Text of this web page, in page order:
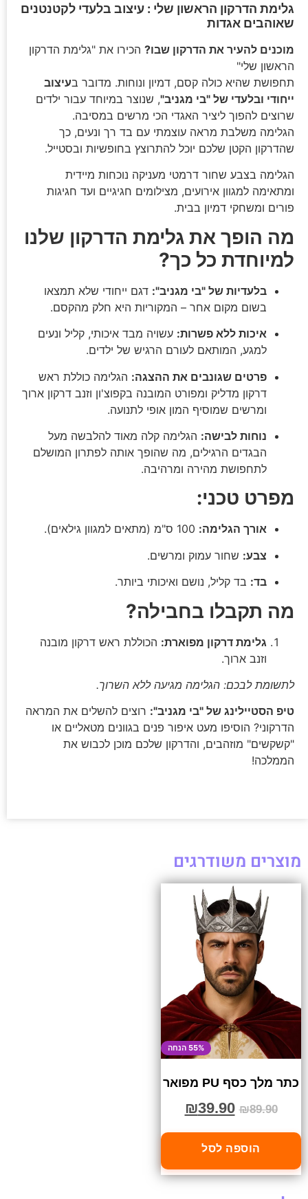
גלימת הדרקון הראשון שלי : עיצוב בלעדי לקטנטנים
שאוהבים אגדות
מוכנים להעיר את הדרקון שבו? הכירו את "גלימת הדרקון
הראשון שלי"
תחפושת שהיא כולה קסם, דמיון ונוחות. מדובר בעיצוב
ייחודי ובלעדי של "בי מגניב", שנוצר במיוחד עבור ילדים
שרוצים להפוך ליציר האגדי הכי מרשים במסיבה.
הגלימה משלבת מראה עוצמתי עם בד רך ונעים, כך
שהדרקון הקטן שלכם יוכל להתרוצץ בחופשיות ובסטייל.
הגלימה בצבע שחור דרמטי מעניקה נוכחות מיידית
ומתאימה למגוון אירועים, מצילומים חגיגיים ועד חגיגות
פורים ומשחקי דמיון בבית.
מה הופך את גלימת הדרקון שלנו
למיוחדת כל כך?
בלעדיות של "בי מגניב": דגם ייחודי שלא תמצאו
בשום מקום אחר – המקוריות היא חלק מהקסם.
איכות ללא פשרות: עשויה מבד איכותי, קליל ונעים
למגע, המותאם לעורם הרגיש של ילדים.
פרטים שגונבים את ההצגה: הגלימה כוללת ראש
דרקון מדליק ומפורט המובנה בקפוצ'ון וזנב דרקון ארוך
ומרשים שמוסיף המון אופי לתנועה.
נוחות לבישה: הגלימה קלה מאוד להלבשה מעל
הבגדים הרגילים, מה שהופך אותה לפתרון המושלם
לתחפושת מהירה ומרהיבה.
מפרט טכני:
אורך הגלימה:
צבע: שחור עמוק ומרשים.
בד: בד קליל, נושם ואיכותי ביותר.
מה תקבלו בחבילה?
גלימת דרקון מפוארת: הכוללת ראש דרקון מובנה
וזנב ארוך.
לתשומת לבכם: הגלימה מגיעה ללא השרוך.
טיפ הסטיילינג של "בי מגניב": רוצים להשלים את המראה
הדרקוני? הוסיפו מעט איפור פנים בגוונים מטאליים או
"קשקשים" מוזהבים, והדרקון שלכם מוכן לכבוש את
הממלכה!
מוצרים משודרגים
55% הנחה
כתר מלך כסף PU מפואר
₪89.90
₪39.90
הוספה לסל